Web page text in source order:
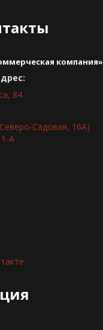
компания»
84
Садовая, 16А)
А